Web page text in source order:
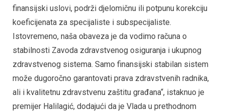
finansijski uslovi, podrži djelomičnu ili potpunu korekciju
koeficijenata za specijaliste i subspecijaliste.
Istovremeno, naša obaveza je da vodimo računa o
stabilnosti Zavoda zdravstvenog osiguranja i ukupnog
zdravstvenog sistema. Samo finansijski stabilan sistem
može dugoročno garantovati prava zdravstvenih radnika,
ali i kvalitetnu zdravstvenu zaštitu građana“, istaknuo je
premijer Halilagić, dodajući da je Vlada u prethodnom